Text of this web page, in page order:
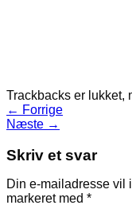
Trackbacks er lukket,
← Forrige
Næste →
Skriv et svar
Din e-mailadresse vil
markeret med *